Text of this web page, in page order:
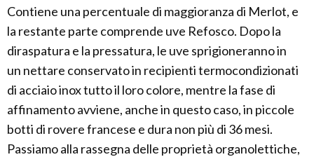
Contiene una percentuale di maggioranza di Merlot, e
la restante parte comprende uve Refosco. Dopo la
diraspatura e la pressatura, le uve sprigioneranno in
un nettare conservato in recipienti termocondizionati
di acciaio inox tutto il loro colore, mentre la fase di
affinamento avviene, anche in questo caso, in piccole
botti di rovere francese e dura non più di 36 mesi.
Passiamo alla rassegna delle proprietà organolettiche,